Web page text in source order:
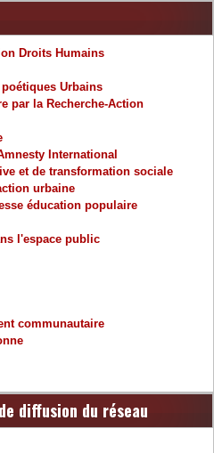
Droits Humains
Urbains
par la Recherche-Action
International
et de transformation sociale
urbaine
éducation populaire
l'espace public
communautaire
diffusion du réseau